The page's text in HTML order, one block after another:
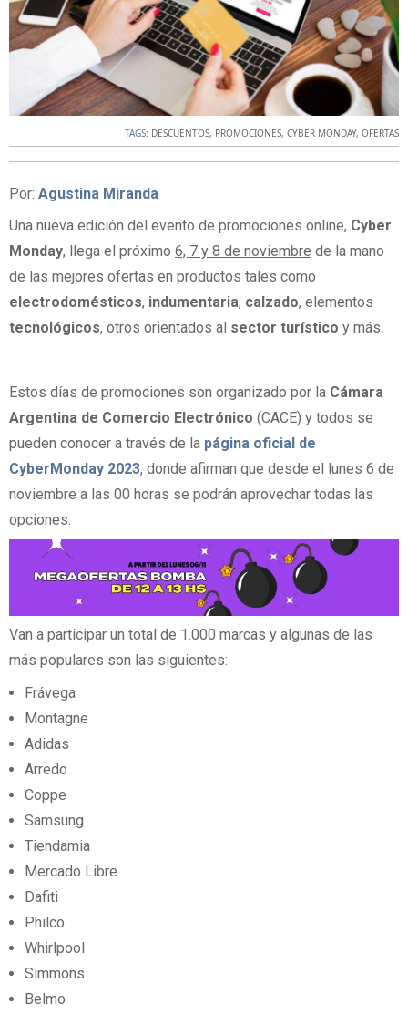
TAGS: DESCUENTOS, PROMOCIONES, CYBER MONDAY, OFERTAS
Por: Agustina Miranda
Una nueva edición del evento de promociones online, Cyber
Monday, llega el próximo 6, 7 y 8 de noviembre de la mano
de las mejores ofertas en productos tales como
electrodomésticos, indumentaria, calzado, elementos
tecnológicos, otros orientados al sector turístico y más.
Estos días de promociones son organizado por la Cámara
Argentina de Comercio Electrónico (CACE) y todos se
pueden conocer a través de la página oficial de
CyberMonday 2023, donde afirman que desde el lunes 6 de
noviembre a las 00 horas se podrán aprovechar todas las
opciones.
Van a participar un total de 1.000 marcas y algunas de las
más populares son las siguientes:
Frávega
Montagne
Adidas
Arredo
Coppe
Samsung
Tiendamia
Mercado Libre
Dafiti
Philco
Whirlpool
Simmons
Belmo